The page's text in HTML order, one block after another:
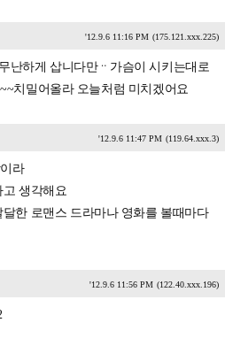
'12.9.6 11:16 PM (175.121.xxx.225)
난하게 삽니다만ᆢ가슴이 시키는대로
치밀어올라 오늘처럼 미치겠어요
'12.9.6 11:47 PM (119.64.xxx.3)
라
고 생각해요
한 로맨스 드라마나 영화를 볼때마다
'12.9.6 11:56 PM (122.40.xxx.196)